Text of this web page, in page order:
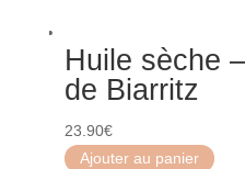
Huile sèche
de Biarritz
23.90€
Ajouter au panier